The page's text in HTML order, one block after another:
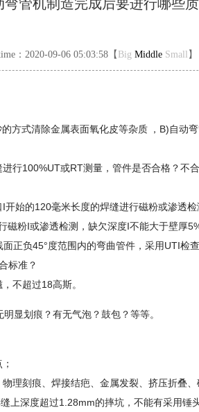
弯管机制造完成后要进行哪些质
：2020-09-06 05:03:58【 Big Middle Small 】
方式清除金属表面氧化皮等杂质 ，B)自动
行100%UT或RT测量，管件是否合格？不
始的120毫米长度的焊缝进行磁粉或渗透检
磁粉I或渗透检测，缺欠深度I不能大于壁厚
正负45°度范围内的弯曲管件，采用UTI检
标准？
不超过18高斯。
显划痕？有无气泡？鼓包？等等。
理刻痕、焊接结疤、金属发裂、挤压折叠、
上深度超过1.28mm的摔坑，不能有采用锤